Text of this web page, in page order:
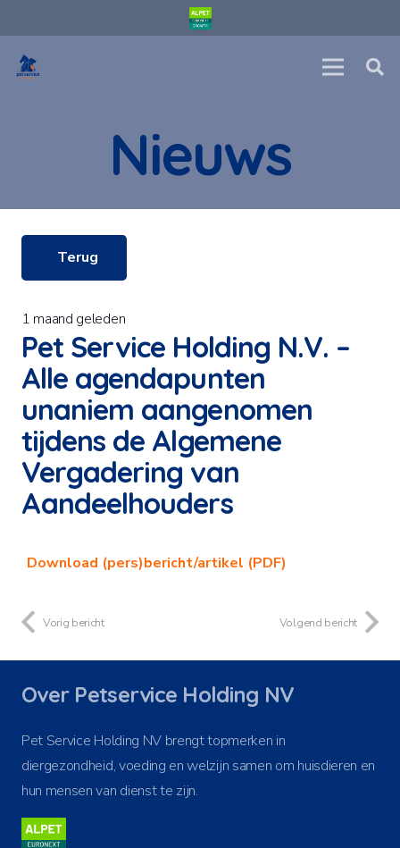
Nieuws
Terug
1 maand geleden
Pet Service Holding N.V. –
Alle agendapunten
unaniem aangenomen
tijdens de Algemene
Vergadering van
Aandeelhouders
Download (pers)bericht/artikel (PDF)
Vorig bericht Volgend bericht
Over Petservice Holding NV
Pet Service Holding NV brengt topmerken in
diergezondheid, voeding en welzijn samen om huisdieren en
hun mensen van dienst te zijn.